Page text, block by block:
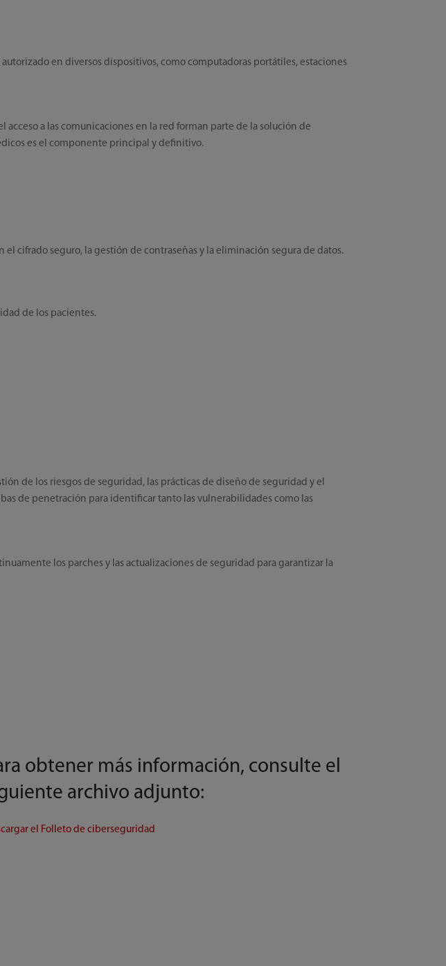
en diversos dispositivos, como computadoras portátiles, estaciones
a las comunicaciones en la red forman parte de la solución de
es el componente principal y definitivo.
cifrado seguro, la gestión de contraseñas y la eliminación segura de datos.
de los pacientes.
de los riesgos de seguridad, las prácticas de diseño de seguridad y el
de penetración para identificar tanto las vulnerabilidades como las
los parches y las actualizaciones de seguridad para garantizar la
obtener más información, consulte el
archivo adjunto:
el Folleto de ciberseguridad